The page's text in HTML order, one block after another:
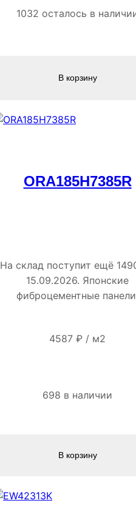
1032 осталось в
В корзину
ORA185H7385R
На склад поступит ещё
15.09.2026. Японские
фиброцементные
4587₽ / м2
698 в наличии
В корзину